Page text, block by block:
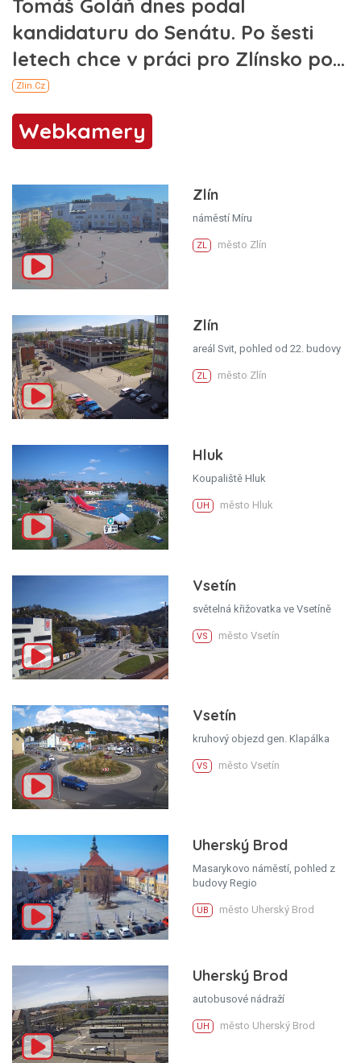
Webkamery
Zlín
náměstí Míru
ZL město Zlín
Zlín
areál Svit, pohled od 22. budovy
ZL město Zlín
Hluk
Koupaliště Hluk
UH město Hluk
Vsetín
světelná křižovatka ve Vsetíně
VS město Vsetín
Vsetín
kruhový objezd gen. Klapálka
VS město Vsetín
Uherský Brod
Masarykovo náměstí, pohled z
budovy Regio
UB město Uherský Brod
Uherský Brod
autobusové nádraží
UH město Uherský Brod